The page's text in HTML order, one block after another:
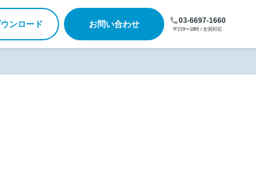
ンロード お問い合わせ 03-6697-1660
平日9〜18時 / 全国対応